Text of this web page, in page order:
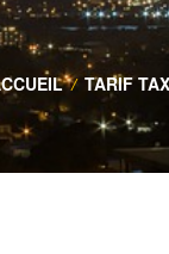
/ TARIF